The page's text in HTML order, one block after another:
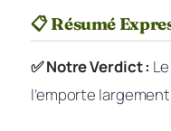
📋 Résumé
✅ Notre Verdict :
l’emporte largement